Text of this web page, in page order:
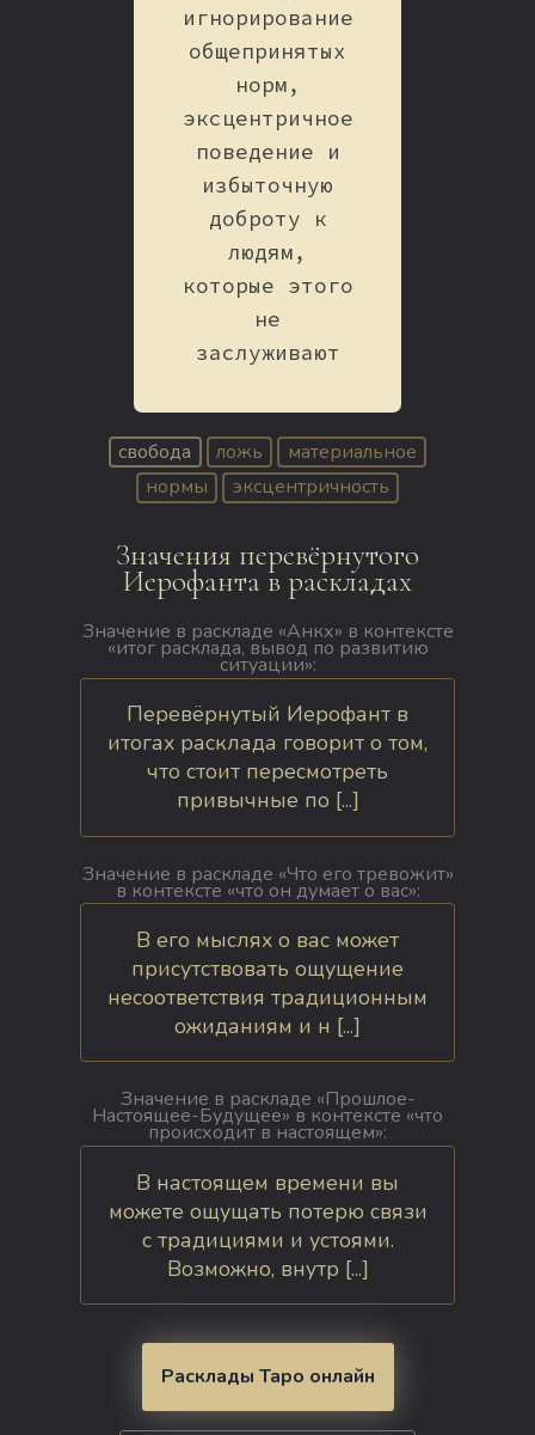
игнорирование
общепринятых
норм,
эксцентричное
поведение и
избыточную
доброту к
людям,
которые этого
не
заслуживают
свобода ложь
материальное
нормы
эксцентричность
Значения перевёрнутого
Иерофанта в раскладах
Значение в раскладе «Анкх» в контексте
«итог расклада, вывод по развитию
ситуации»:
Перевёрнутый Иерофант в
итогах расклада говорит о том,
что стоит пересмотреть
привычные по [...]
Значение в раскладе «Что его тревожит»
в контексте «что он думает о вас»:
В его мыслях о вас может
присутствовать ощущение
несоответствия традиционным
ожиданиям и н [...]
Значение в раскладе «Прошлое-
Настоящее-Будущее» в контексте «что
происходит в настоящем»:
В настоящем времени вы
можете ощущать потерю связи
с традициями и устоями.
Возможно, внутр [...]
Расклады Таро онлайн